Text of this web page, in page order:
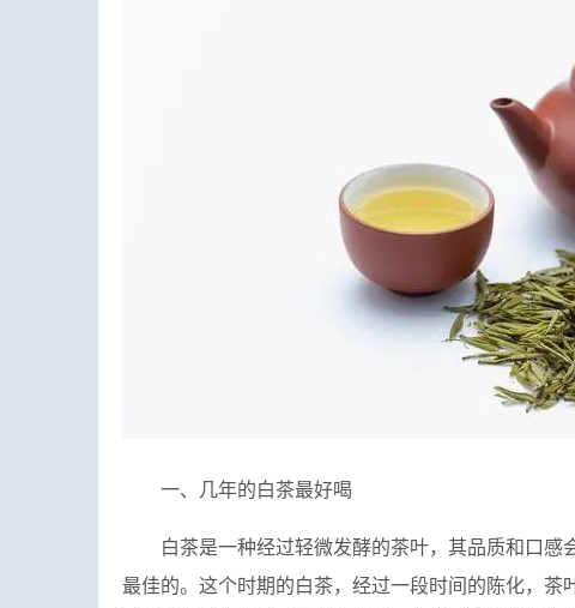
一、几年的白茶最好喝
白茶是一种经过轻微发酵的茶叶，其品质和口
最佳的。这个时期的白茶，经过一段时间的陈化，